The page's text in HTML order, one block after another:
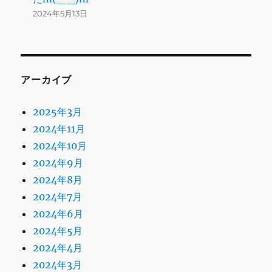
2024年5月13日
アーカイブ
2025年3月
2024年11月
2024年10月
2024年9月
2024年8月
2024年7月
2024年6月
2024年5月
2024年4月
2024年3月